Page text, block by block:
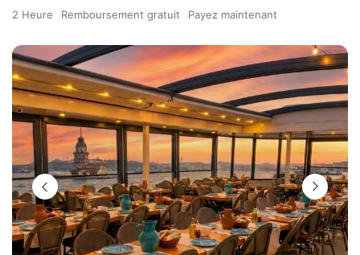
2 Heure Remboursement gratuit Payez maintenant